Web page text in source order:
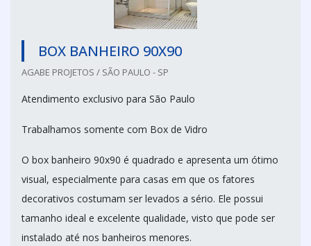
BOX BANHEIRO 90X90
AGABE PROJETOS / SÃO PAULO - SP
Atendimento exclusivo para São Paulo
Trabalhamos somente com Box de Vidro
O box banheiro 90x90 é quadrado e apresenta um ótimo
visual, especialmente para casas em que os fatores
decorativos costumam ser levados a sério. Ele possui
tamanho ideal e excelente qualidade, visto que pode ser
instalado até nos banheiros menores.